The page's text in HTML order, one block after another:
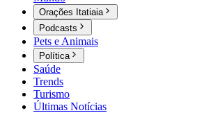
Orações Itatiaia
Podcasts
Pets e Animais
Política
Saúde
Trends
Turismo
Últimas Notícias